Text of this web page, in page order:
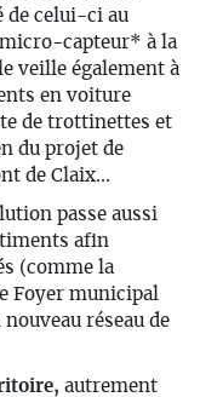
de celui-ci au
capteur* à la
veille également à
en voiture
de trottinettes et
du projet de
de Claix...
passe aussi
afin
(comme la
Foyer municipal
réseau de
autrement